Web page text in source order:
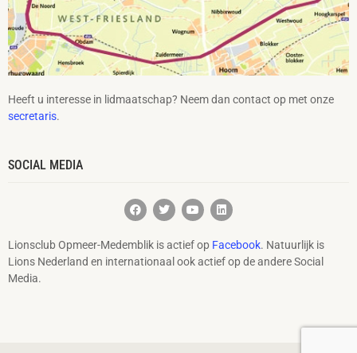
Heeft u interesse in lidmaatschap? Neem dan contact op met onze
secretaris.
SOCIAL MEDIA
Lionsclub Opmeer-Medemblik is actief op Facebook. Natuurlijk is
Lions Nederland en internationaal ook actief op de andere Social
Media.